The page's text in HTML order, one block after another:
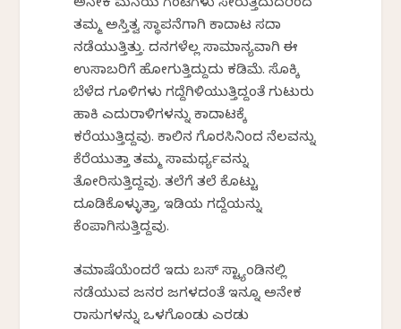
ಅನೇಕ ಮನೆಯ ಗಂಟಿಗಳು ಸೇರುತ್ತಿದುದರಿಂದ
ತಮ್ಮ ಅಸ್ತಿತ್ವ ಸ್ಥಾಪನೆಗಾಗಿ ಕಾದಾಟ ಸದಾ
ನಡೆಯುತ್ತಿತ್ತು. ದನಗಳೆಲ್ಲ ಸಾಮಾನ್ಯವಾಗಿ ಈ
ಉಸಾಬರಿಗೆ ಹೋಗುತ್ತಿದ್ದುದು ಕಡಿಮೆ. ಸೊಕ್ಕಿ
ಬೆಳೆದ ಗೂಳಿಗಳು ಗದ್ದೆಗಿಳಿಯುತ್ತಿದ್ದಂತೆ ಗುಟುರು
ಹಾಕಿ ಎದುರಾಳಿಗಳನ್ನು ಕಾದಾಟಕ್ಕೆ
ಕರೆಯುತ್ತಿದ್ದವು. ಕಾಲಿನ ಗೊರಸಿನಿಂದ ನೆಲವನ್ನು
ಕೆರೆಯುತ್ತಾ ತಮ್ಮ ಸಾಮರ್ಥ್ಯವನ್ನು
ತೋರಿಸುತ್ತಿದ್ದವು. ತಲೆಗೆ ತಲೆ ಕೊಟ್ಟು
ದೂಡಿಕೊಳ್ಳುತ್ತಾ, ಇಡಿಯ ಗದ್ದೆಯನ್ನು
ಕೆಂಪಾಗಿಸುತ್ತಿದ್ದವು.
ತಮಾಷೆಯೆಂದರೆ ಇದು ಬಸ್ ಸ್ಟ್ಯಾಂಡಿನಲ್ಲಿ
ನಡೆಯುವ ಜನರ ಜಗಳದಂತೆ ಇನ್ನೂ ಅನೇಕ
ರಾಸುಗಳನ್ನು ಒಳಗೊಂಡು ಎರಡು